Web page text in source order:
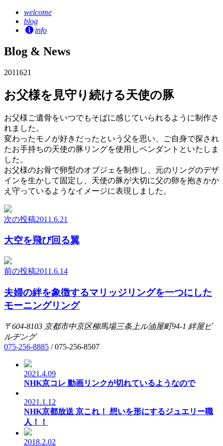
welcome
blog
info
Blog & News
2011621
お父様を見守り続ける天使の豚
お父様ご遺骨をいつでもそばに感じていられるように制作さ
れました。
変わったモノが好きだったという父を思い、ご自身で探され
たお手持ちの天使の豚リングを使用しペンダントといたしま
した。
お父様のお骨で卵型のオブジェを制作し、元のリングのデザ
インを生かして固定し、天使の豚が大切に父の卵を抱きかか
え守っているようなイメージに表現しました。
次の投稿2011.6.21
大空を飛び回る翼
前の投稿2011.6.14
夫婦の絆を象徴するマリッジリングを一つにした
モーニングリング
〒604-8103 京都市中京区柳馬場三条上ル油屋町94-1 絆屋ビ
ルヂング
075-256-8885 /075-256-8507
2021.4.09
NHK京コレ 動画リンクが切れているようなので
2021.1.12
NHK京都放送 京これ！ 想いを形にするジュエリー職
人！！
2018.2.02